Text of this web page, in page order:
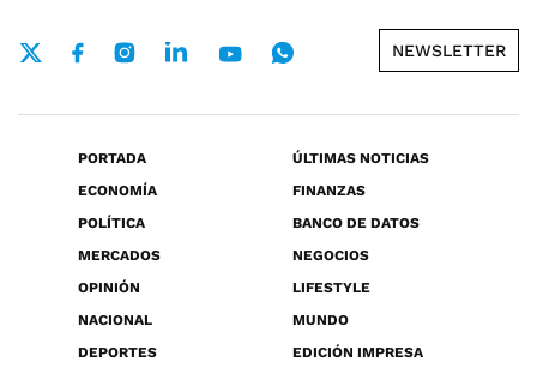
NEWSLETTER
PORTADA
ÚLTIMAS NOTICIAS
ECONOMÍA
FINANZAS
POLÍTICA
BANCO DE DATOS
MERCADOS
NEGOCIOS
OPINIÓN
LIFESTYLE
NACIONAL
MUNDO
DEPORTES
EDICIÓN IMPRESA